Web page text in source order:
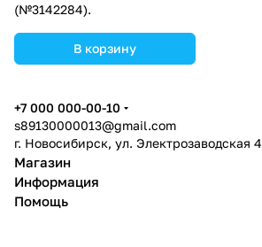
(№3142284).
В корзину
+7 000 000-00-10
s89130000013@gmail.com
г. Новосибирск, ул. Электрозаводская 4
Магазин
Информация
Помощь